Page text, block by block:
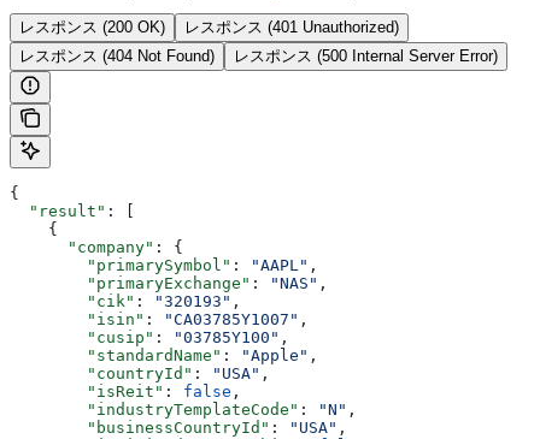
レスポンス (200 OK)
レスポンス (401 Unauthorized)
レスポンス (404 Not Found)
レスポンス (500 Internal Server Error)
{
  "result"
: [
    {
      "company"
: {
        "primarySymbol"
: "AAPL" ,
        "primaryExchange"
: "NAS" ,
        "cik"
: "320193" ,
        "isin"
: "CA03785Y1007" ,
        "cusip"
: "03785Y100" ,
        "standardName"
: "Apple" ,
        "countryId"
: "USA" ,
        "isReit"
: false ,
        "industryTemplateCode"
: "N" ,
        "businessCountryId"
: "USA" ,